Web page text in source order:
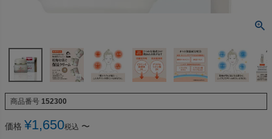
商品番号 152300
価格 ¥1,650税込 〜